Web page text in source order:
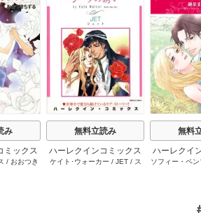
み
ミックス
vol.1063
/ おおつき
無料立読み
ハーレクインコミックス
セット 2026年 vol.1001
ケイト･ウォーカー / JET/ ス
無料
ハーレクイ
セット
ソフィー・ペン
一ノ関